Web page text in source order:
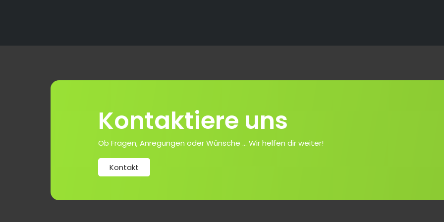
Kontaktiere uns
Ob Fragen, Anregungen oder Wünsche ... Wir helfen dir weiter!
Kontakt